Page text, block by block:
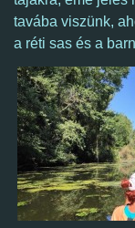
tavába viszünk,
a réti sas és a